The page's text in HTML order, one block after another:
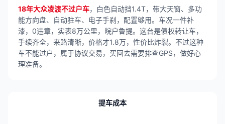
18年大众凌渡不过户车，白色自动挡1.4T，带大天窗、多功
能方向盘、自动驻车、电子手刹，配置够用。车况一件补
漆，0违章，实表8万公里，皖户鲁提。这台是债权转让车，
手续齐全，来路清晰，价格才1.8万，性价比炸裂。不过这种
车不能过户，属于协议交易，买回去需要排查GPS，做好心
理准备。
提车成本